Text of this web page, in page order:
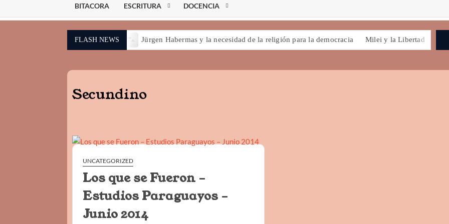
BITACORA ESCRITURA DOCENCIA
FLASH NEWSJürgen Habermas y la necesidad de la religión para la democracia Milei y la Libertad La
Secundino
UNCATEGORIZED
Los que se Fueron –
Estudios Paraguayos –
Junio 2014